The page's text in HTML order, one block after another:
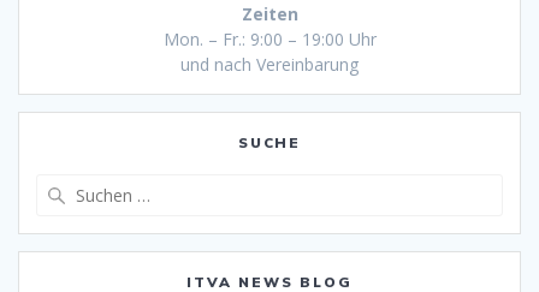
Zeiten
Mon. – Fr.: 9:00 – 19:00 Uhr
und nach Vereinbarung
SUCHE
ITVA NEWS BLOG